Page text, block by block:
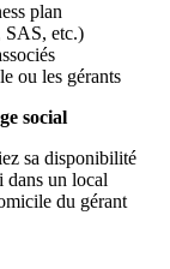
plan
SAS, etc.)
ou les gérants
social
sa disponibilité
dans un local
du gérant